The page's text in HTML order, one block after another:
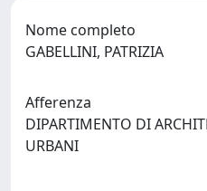
Nome completo
GABELLINI, PATRIZIA
Afferenza
DIPARTIMENTO DI
URBANI